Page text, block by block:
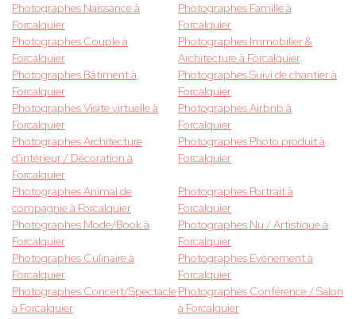
Photographes Naissance à
Forcalquier
Photographes Famille à
Forcalquier
Photographes Couple à
Forcalquier
Photographes Immobilier &
Architecture à Forcalquier
Photographes Bâtiment à
Forcalquier
Photographes Suivi de chantier à
Forcalquier
Photographes Visite virtuelle à
Forcalquier
Photographes Airbnb à
Forcalquier
Photographes Architecture
d'intérieur / Décoration à
Forcalquier
Photographes Photo produit à
Forcalquier
Photographes Animal de
compagnie à Forcalquier
Photographes Portrait à
Forcalquier
Photographes Mode/Book à
Forcalquier
Photographes Nu / Artistique à
Forcalquier
Photographes Culinaire à
Forcalquier
Photographes Evènement à
Forcalquier
Photographes Concert/Spectacle
à Forcalquier
Photographes Conférence / Salon
à Forcalquier